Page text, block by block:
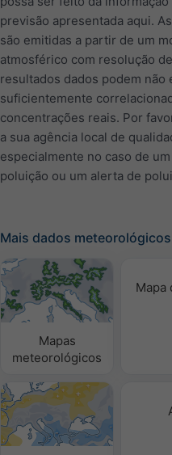
previsão apresentada aqui.
são emitidas a partir de um
atmosférico com resolução
resultados dados podem não
suficientemente
concentrações reais. Por
a sua agência local de
especialmente no caso de
poluição ou um alerta de
Mais dados meteorológicos
Mapas
meteorológicos
Mapa